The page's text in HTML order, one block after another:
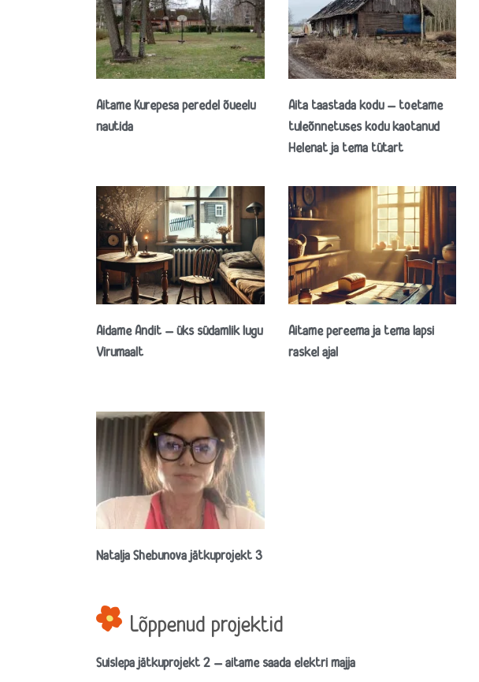
Aitame Kurepesa peredel õueelu
nautida
Aita taastada kodu – toetame
tuleõnnetuses kodu kaotanud
Helenat ja tema tütart
Aidame Andit – üks südamlik lugu
Virumaalt
Aitame pereema ja tema lapsi
raskel ajal
Natalja Shebunova jätkuprojekt 3
Lõppenud projektid
Suislepa jätkuprojekt 2 – aitame saada elektri majja